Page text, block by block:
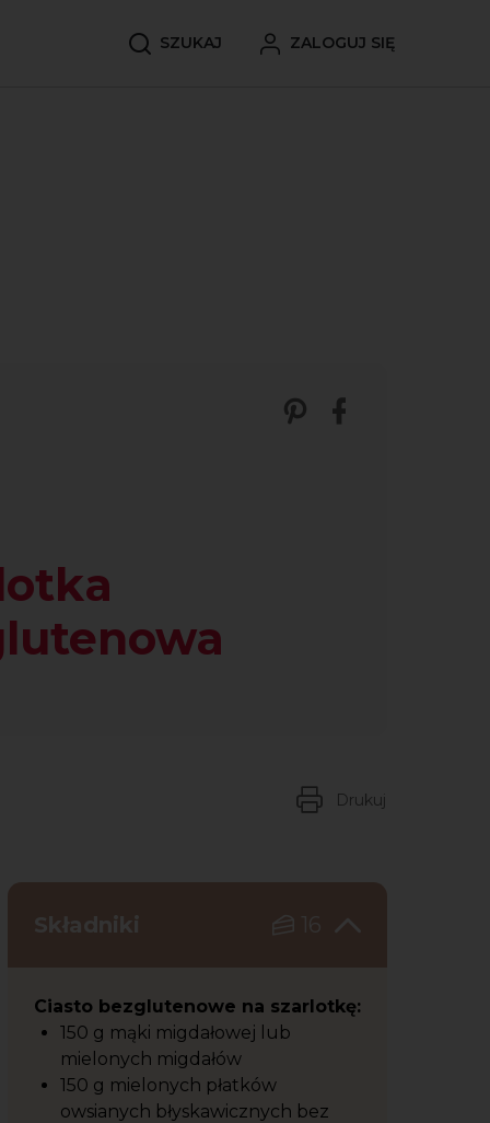
SZUKAJ ZALOGUJ SIĘ
Zobacz nasze
Udostępnij
Drukuj
Składniki 16
Ciasto bezglutenowe na szarlotkę:
150 g mąki migdałowej lub
mielonych migdałów
150 g mielonych płatków
owsianych błyskawicznych bez